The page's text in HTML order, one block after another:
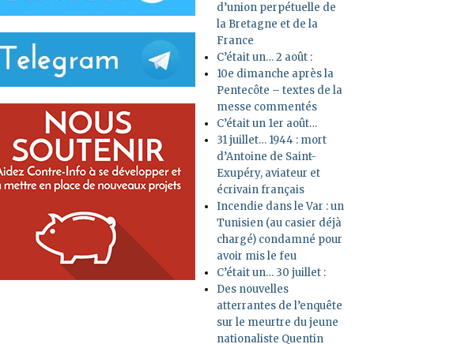
d’union perpétuelle de
la Bretagne et de la
France
C’était un… 2 août :
10e dimanche après la
Pentecôte – textes de la
messe commentés
C’était un 1er août…
31 juillet… 1944 : mort
d’Antoine de Saint-
Exupéry, aviateur et
écrivain français
Incendie dans le Var : un
Tunisien (au casier déjà
chargé) condamné pour
avoir mis le feu
C’était un… 30 juillet :
Des nouvelles
atterrantes de l’enquête
sur le meurtre du jeune
nationaliste Quentin